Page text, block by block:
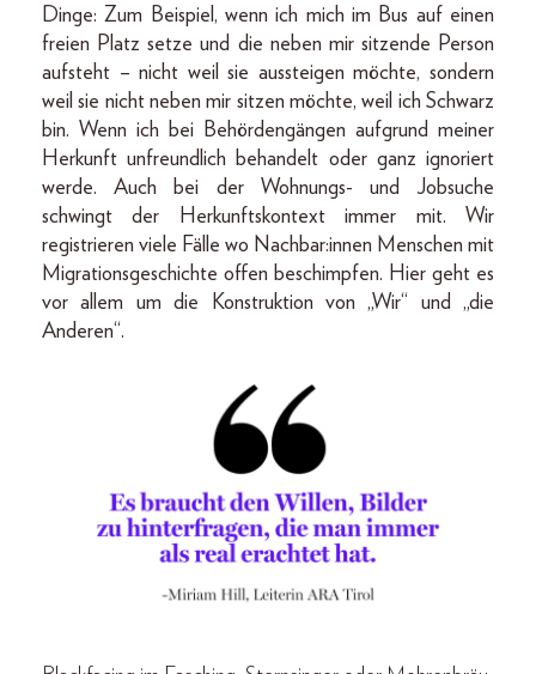
Dinge: Zum Beispiel, wenn ich mich im Bus auf einen
freien Platz setze und die neben mir sitzende Person
aufsteht – nicht weil sie aussteigen möchte, sondern
weil sie nicht neben mir sitzen möchte, weil ich Schwarz
bin. Wenn ich bei Behördengängen aufgrund meiner
Herkunft unfreundlich behandelt oder ganz ignoriert
werde. Auch bei der Wohnungs- und Jobsuche
schwingt der Herkunftskontext immer mit. Wir
registrieren viele Fälle wo Nachbar:innen Menschen mit
Migrationsgeschichte offen beschimpfen. Hier geht es
vor allem um die Konstruktion von „Wir“ und „die
Anderen“.